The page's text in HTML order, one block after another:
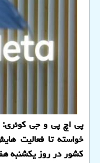
پی اچ پی و جی کوئری:
خواسته تا فعالیت
کشور در روز یکشنبه